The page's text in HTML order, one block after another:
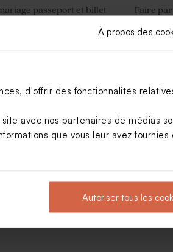
À propos des
d'offrir des fonctionnalités
avec nos partenaires de médias
que vous leur avez fournies
Autoriser tous les
passeport et billet
Faire